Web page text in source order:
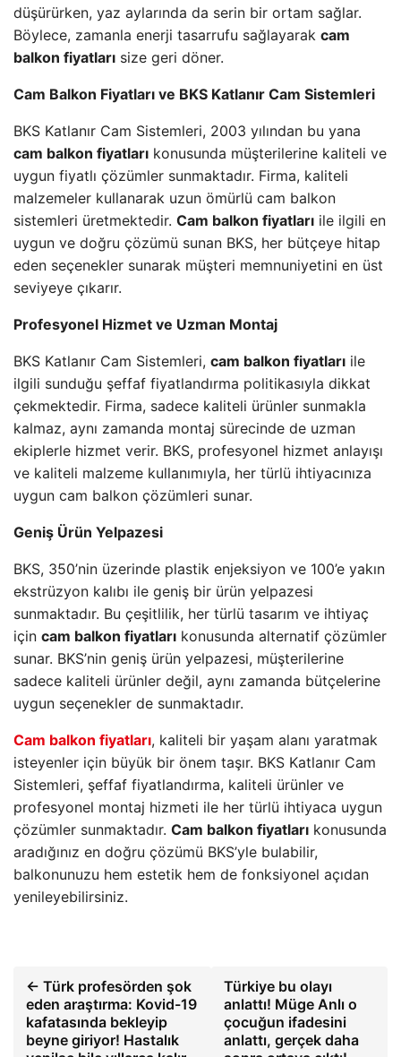
düşürürken, yaz aylarında da serin bir ortam sağlar.
Böylece, zamanla enerji tasarrufu sağlayarak cam
balkon fiyatları size geri döner.
Cam Balkon Fiyatları ve BKS Katlanır Cam Sistemleri
BKS Katlanır Cam Sistemleri, 2003 yılından bu yana
cam balkon fiyatları konusunda müşterilerine kaliteli ve
uygun fiyatlı çözümler sunmaktadır. Firma, kaliteli
malzemeler kullanarak uzun ömürlü cam balkon
sistemleri üretmektedir. Cam balkon fiyatları ile ilgili en
uygun ve doğru çözümü sunan BKS, her bütçeye hitap
eden seçenekler sunarak müşteri memnuniyetini en üst
seviyeye çıkarır.
Profesyonel Hizmet ve Uzman Montaj
BKS Katlanır Cam Sistemleri, cam balkon fiyatları ile
ilgili sunduğu şeffaf fiyatlandırma politikasıyla dikkat
çekmektedir. Firma, sadece kaliteli ürünler sunmakla
kalmaz, aynı zamanda montaj sürecinde de uzman
ekiplerle hizmet verir. BKS, profesyonel hizmet anlayışı
ve kaliteli malzeme kullanımıyla, her türlü ihtiyacınıza
uygun cam balkon çözümleri sunar.
Geniş Ürün Yelpazesi
BKS, 350’nin üzerinde plastik enjeksiyon ve 100’e yakın
ekstrüzyon kalıbı ile geniş bir ürün yelpazesi
sunmaktadır. Bu çeşitlilik, her türlü tasarım ve ihtiyaç
için cam balkon fiyatları konusunda alternatif çözümler
sunar. BKS’nin geniş ürün yelpazesi, müşterilerine
sadece kaliteli ürünler değil, aynı zamanda bütçelerine
uygun seçenekler de sunmaktadır.
Cam balkon fiyatları, kaliteli bir yaşam alanı yaratmak
isteyenler için büyük bir önem taşır. BKS Katlanır Cam
Sistemleri, şeffaf fiyatlandırma, kaliteli ürünler ve
profesyonel montaj hizmeti ile her türlü ihtiyaca uygun
çözümler sunmaktadır. Cam balkon fiyatları konusunda
aradığınız en doğru çözümü BKS’yle bulabilir,
balkonunuzu hem estetik hem de fonksiyonel açıdan
yenileyebilirsiniz.
← Türk profesörden şok
eden araştırma: Kovid-19
kafatasında bekleyip
beyne giriyor! Hastalık
Türkiye bu olayı
anlattı! Müge Anlı o
çocuğun ifadesini
anlattı, gerçek daha